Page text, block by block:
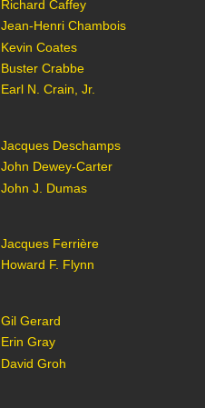
Richard Caffey
Jean-Henri Chambois
Kevin Coates
Buster Crabbe
Earl N. Crain, Jr.
Jacques Deschamps
John Dewey-Carter
John J. Dumas
Jacques Ferrière
Howard F. Flynn
Gil Gerard
Erin Gray
David Groh